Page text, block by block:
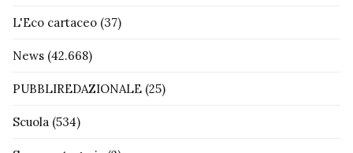
L'Eco cartaceo (37)
News (42.668)
PUBBLIREDAZIONALE (25)
Scuola (534)